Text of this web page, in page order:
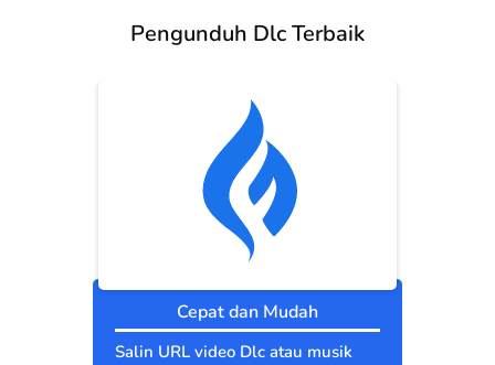
Pengunduh Dlc Terbaik
Cepat dan Mudah
Salin URL video Dlc atau musik